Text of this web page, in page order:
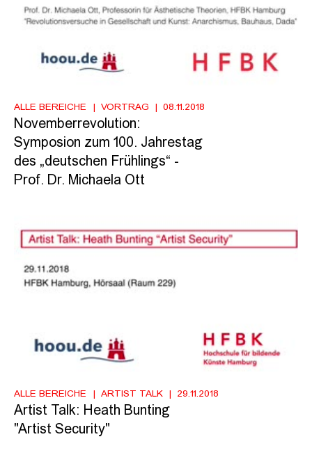
ALLE BEREICHE VORTRAG 08.11.2018
Novemberrevolution:
Symposion zum 100. Jahrestag
des „deutschen Frühlings“ -
Prof. Dr. Michaela Ott
ALLE BEREICHE ARTIST TALK 29.11.2018
Artist Talk: Heath Bunting
"Artist Security"